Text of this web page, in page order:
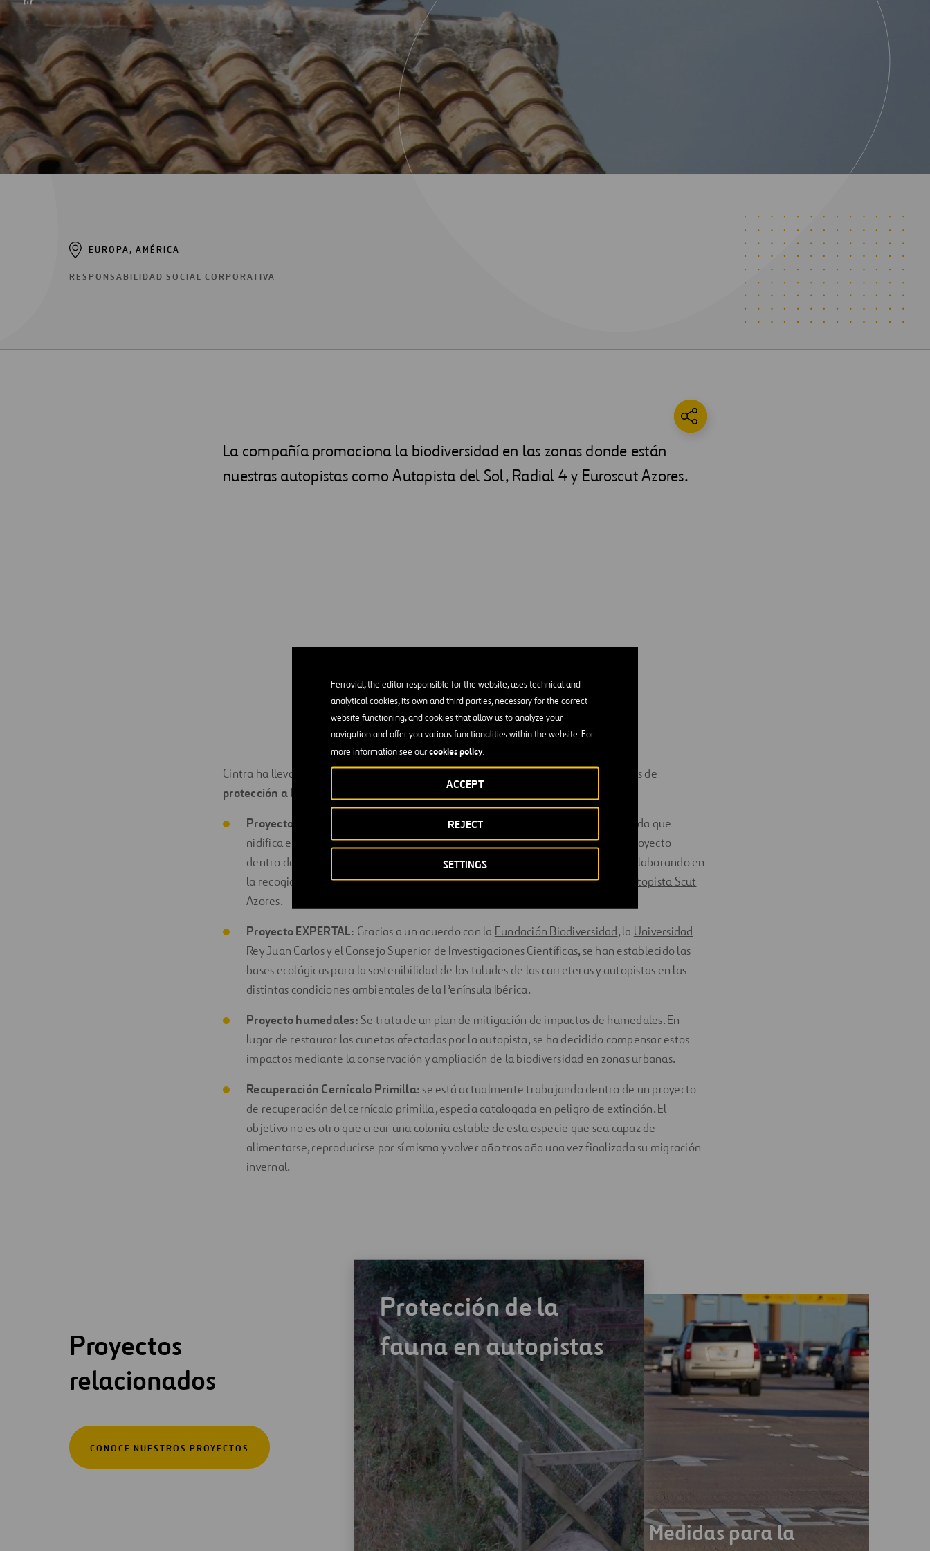
Ferrovial, the editor responsible for the website, uses technical and
analytical cookies, its own and third parties, necessary for the correct
website functioning, and cookies that allow us to analyze your
navigation and offer you various functionalities within the website. For
more information see ourcookies policy.
SETTINGS
REJECT
ACCEPT
Digitalización
Automatización
Ingeniería
EUROPA, AMÉRICA
RESPONSABILIDAD SOCIAL CORPORATIVA
La compañía promociona la biodiversidad en las zonas donde están
nuestras autopistas como Autopista del Sol, Radial 4 y Euroscut Azores.
Cintra ha llevado a cabo diferentes proyectos con el objetivo de mejorar las medidas de
protección a la biodiversidad
en las zonas afectadas por las autopistas:
Proyecto Pardela cenicienta:
La Pardela Cenicienta es un ave marina protegida que
nidifica en la región de lasIslas Azoresdurante los últimos meses del año. El proyecto –
dentro de la campaña SOS Pardela–, consiste en la protección de la especie, colaborando en
la recogida de las aves heridas y ayudando en su recuperación. Verproyecto Autopista Scut
Azores.
Proyecto EXPERTAL: Gracias a un acuerdo con la Fundación Biodiversidad, la Universidad
Rey Juan Carlosy elConsejo Superior de Investigaciones Científicas, se han establecido las
bases ecológicas para la sostenibilidad de los taludes de las carreteras y autopistas en las
distintas condiciones ambientales de la Península Ibérica.
Proyecto humedales: Se trata de un plan de mitigación de impactos de humedales. En
lugar de restaurar las cunetas afectadas por la autopista, se ha decidido compensar estos
impactos mediante la conservación y ampliación de la biodiversidad en zonas urbanas.
Recuperación Cernícalo Primilla: se está actualmente trabajando dentro de un proyecto
de recuperación del cernícalo primilla, especia catalogada en peligro de extinción. El
objetivo no es otro que crear una colonia estable de esta especie que sea capaz de
alimentarse, reproducirse por sí misma y volver año tras año una vez finalizada su migración
invernal.
Proyectos
relacionados
CONOCE NUESTROS PROYECTOS
Protección de la
fauna en autopistas
Medidas para la